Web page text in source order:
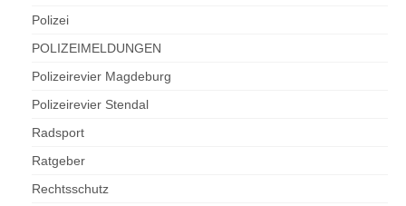
Polizei
POLIZEIMELDUNGEN
Polizeirevier Magdeburg
Polizeirevier Stendal
Radsport
Ratgeber
Rechtsschutz